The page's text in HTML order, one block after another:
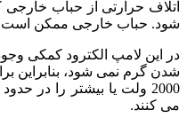
حرارتی از حباب خارجی که
خارجی ممکن است پوشش
لامپ الکترود کمکی وجود ندارد
نمی شود، بنابراین برای
ولت یا بیشتر را در حدود چند